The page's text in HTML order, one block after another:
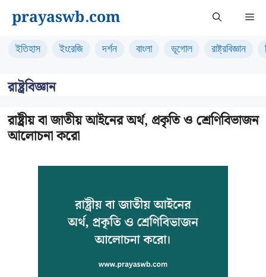
content
prayaswb.com
ইতিহাস ইংরেজি দর্শন বাংলা ভূগোল রাষ্ট্রবিজ্ঞান
রাষ্ট্রবিজ্ঞান
রাষ্ট্রীয় বা জাতীয় আইনের অর্থ, প্রকৃতি ও শ্রেণিবিভাজন
আলোচনা করো